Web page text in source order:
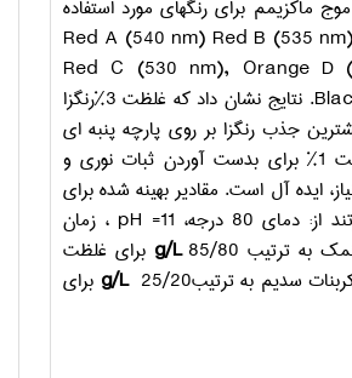
ماکزیمم برای رنگهای مورد استفاده
Red A (540 nm) Red B (535
Red C (530 nm), Orange D
. نتایج نشان داد که غلظت 3%رنگزا
جذب رنگزا بر روی پارچه پنبه ­ای
کافی است و غلظت 1% برای بدست آوردن ثبات نوری و
ایده آل است. مقادیر بهینه شده برای
80 درجه، 11=
pH ، زمان
g/L 85/80 برای غلظت
g/L 25/20 برای